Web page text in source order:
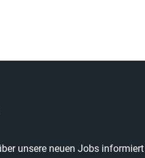
unsere neuen Jobs